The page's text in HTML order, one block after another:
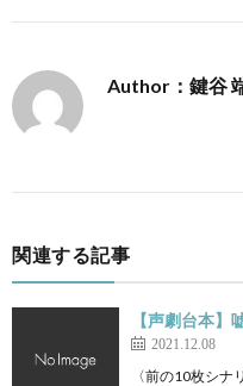
Author：鍵谷
関連する記事
【声劇台本】
2021.12.08
〈前の10枚